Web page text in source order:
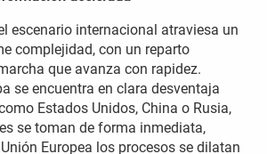
escenario internacional atraviesa un
complejidad, con un reparto
que avanza con rapidez.
se encuentra en clara desventaja
Estados Unidos, China o Rusia,
se toman de forma inmediata,
Europea los procesos se dilatan